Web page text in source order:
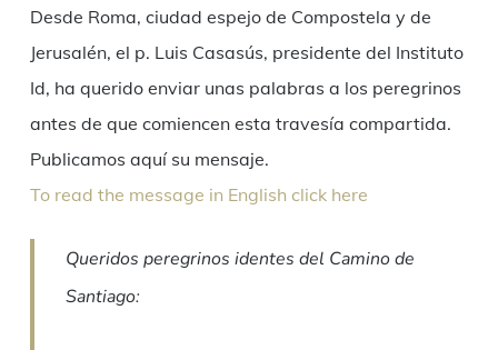
Desde Roma, ciudad espejo de Compostela y de
Jerusalén, el p. Luis Casasús, presidente del Instituto
Id, ha querido enviar unas palabras a los peregrinos
antes de que comiencen esta travesía compartida.
Publicamos aquí su mensaje.
To read the message in English click here
Queridos peregrinos identes del Camino de
Santiago: